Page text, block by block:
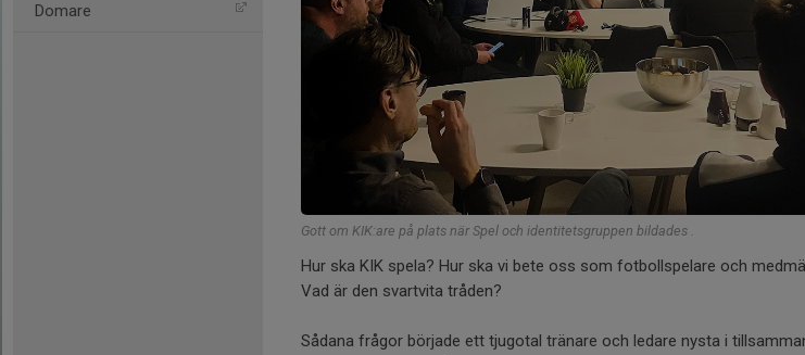
Domare
Gott om KIK:are på plats när Spel och identitetsgruppen bildades .
Hur ska KIK spela? Hur ska vi bete oss som fotbollspelare och
Vad är den svartvita tråden?
Sådana frågor började ett tjugotal tränare och ledare nysta i